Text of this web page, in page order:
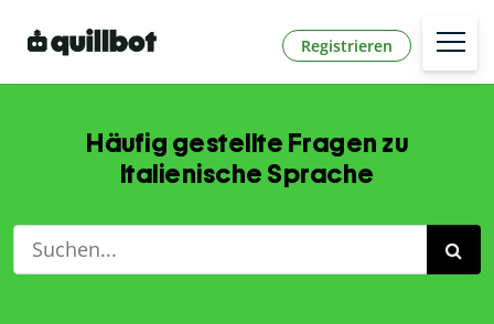
Registrieren
Häufig gestellte Fragen zu
Italienische Sprache